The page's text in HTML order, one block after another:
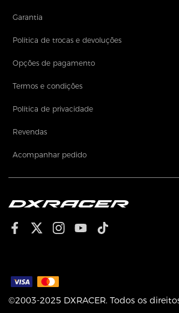
Garantia
Política de trocas e devoluções
Opções de pagamento
Termos e condições
Política de privacidade
Revendas
Acompanhar pedido
©2003-2025 DXRACER. Todos os